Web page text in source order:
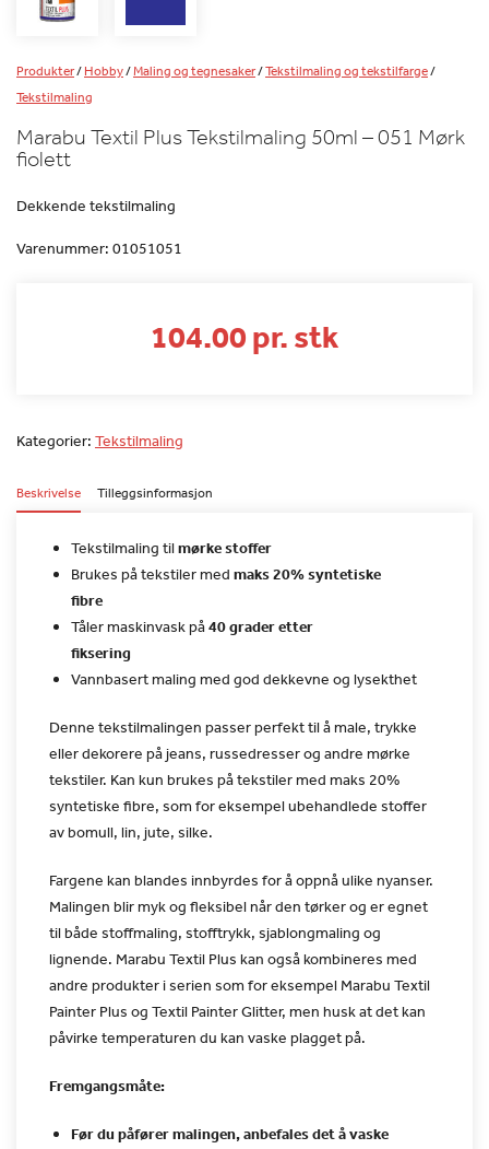
Produkter/Hobby/Maling og tegnesaker/Tekstilmaling og tekstilfarge/
Tekstilmaling
Marabu Textil Plus Tekstilmaling 50ml – 051 Mørk
fiolett
Dekkende tekstilmaling
Varenummer: 01051051
104.00 pr. stk
Kategorier: Tekstilmaling
Beskrivelse Tilleggsinformasjon
Tekstilmaling tilmørke stoffer
Brukes på tekstiler med maks 20% syntetiske
fibre
Tåler maskinvask på40 grader etter
fiksering
Vannbasert maling med god dekkevne og lysekthet
Denne tekstilmalingen passer perfekt til å male, trykke
ellerdekorere på jeans, russedresser og andre mørke
tekstiler. Kan kun brukes på tekstiler med maks 20%
syntetiske fibre, som for eksempelubehandlede stoffer
av bomull, lin, jute, silke.
Fargene kan blandes innbyrdes for å oppnå ulike nyanser.
Malingen blir myk og fleksibel når den tørker og er egnet
til både stoffmaling, stofftrykk, sjablongmaling og
lignende. Marabu Textil Plus kan også kombineres med
andre produkter i serien som foreksempel Marabu Textil
Painter Plus og Textil Painter Glitter, men husk at det kan
påvirke temperaturen du kan vaske plagget på.
Fremgangsmåte:
Før du påfører malingen, anbefales det å vaske